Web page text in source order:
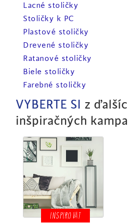
Lacné stoličky
Stoličky k PC
Plastové stoličky
Drevené stoličky
Ratanové stoličky
Biele stoličky
Farebné stoličky
VYBERTE SI
z
inšpiračných
INSPIROVAT